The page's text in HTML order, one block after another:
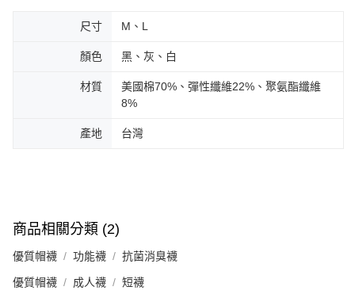
尺寸 M、L
顏色 黑、灰、白
材質
美國棉70%、彈性纖維22%、聚氨酯纖維
8%
產地 台灣
商品相關分類 (2)
優質帽襪 功能襪 抗菌消臭襪
優質帽襪 成人襪 短襪